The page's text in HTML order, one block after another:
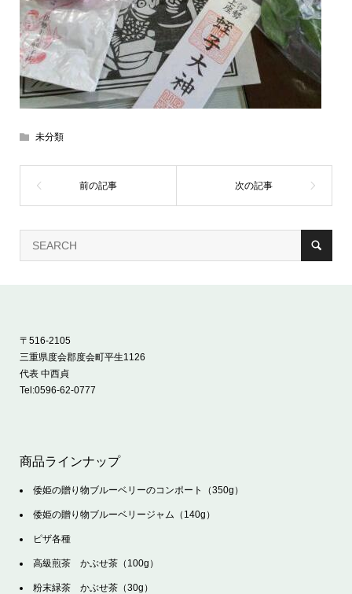
未分類
〒516-2105
三重県度会郡度会町平生1126
代表 中西貞
Tel:0596-62-0777
商品ラインナップ
倭姫の贈り物ブルーベリーのコンポート（350g）
倭姫の贈り物ブルーベリージャム（140g）
ピザ各種
高級煎茶 かぶせ茶（100g）
粉末緑茶 かぶせ茶（30g）